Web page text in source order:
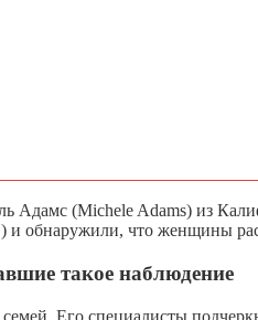
(Michele Adams) из
и обнаружили, что женщины
такое наблюдение
Его специалисты